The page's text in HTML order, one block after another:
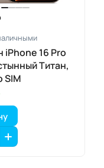
16 Pro
Титан,
SIM